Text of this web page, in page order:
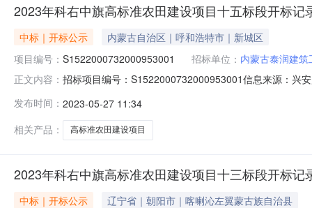
2023年科右中旗高标准农田建设项目十五标段开标记
中标｜开标公示
内蒙古自治区｜呼和浩特市｜新城区
项目编号： S1522000732000953001 招标单位： 内蒙古泰润建
正文内容： 招标项目编号：S1522000732000953001信息来源：兴
历天;质量要求:;保证金金额:180000.00元,投标文件递交
发布时间： 2023-05-27 11:34
相关产品：
高标准农田建设项目
2023年科右中旗高标准农田建设项目十三标段开标记
中标｜开标公示
辽宁省｜朝阳市｜喀喇沁左翼蒙古族自治县